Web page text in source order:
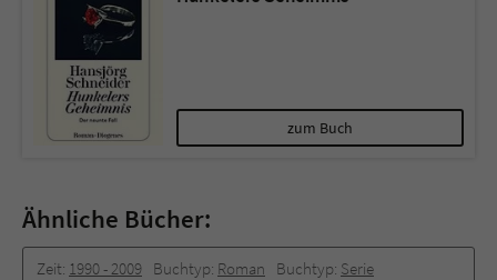
zum Buch
Ähnliche Bücher:
Zeit: 1990 -­ 2009 Buchtyp: Roman Buchtyp: Serie